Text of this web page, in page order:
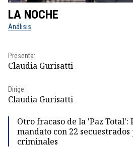
LA NOCHE
Análisis
Presenta:
Claudia Gurisatti
Dirige:
Claudia Gurisatti
Otro fracaso de la 'Paz Total':
mandato con 22
criminales